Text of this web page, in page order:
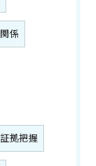
係
証拠把握